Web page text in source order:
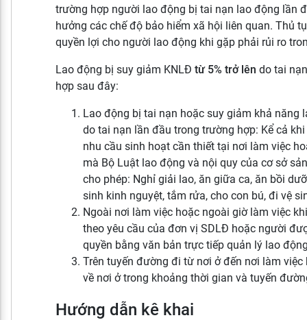
trường hợp người lao động bị tai nạn lao động lần
hưởng các chế độ bảo hiểm xã hội liên quan. Thủ
quyền lợi cho người lao động khi gặp phải rủi ro
Lao động bị suy giảm KNLĐ từ 5% trở lên do tai
hợp sau đây:
Lao động bị tai nạn hoặc suy giảm khả năng
do tai nạn lần đầu trong trường hợp: Kể cả
nhu cầu sinh hoạt cần thiết tại nơi làm việc
mà Bộ Luật lao động và nội quy của cơ sở
cho phép: Nghỉ giải lao, ăn giữa ca, ăn bồi
sinh kinh nguyệt, tắm rửa, cho con bú, đi vệ
Ngoài nơi làm việc hoặc ngoài giờ làm việc
theo yêu cầu của đơn vị SDLĐ hoặc người
quyền bằng văn bản trực tiếp quản lý lao
Trên tuyến đường đi từ nơi ở đến nơi làm
về nơi ở trong khoảng thời gian và tuyến
Hướng dẫn kê khai